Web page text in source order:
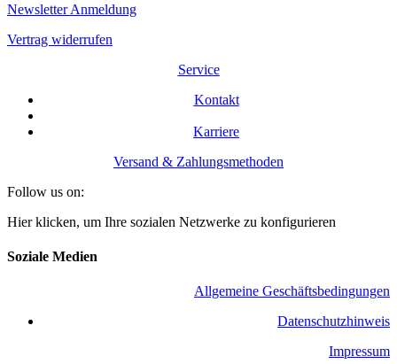
Newsletter Anmeldung
Vertrag widerrufen
Service
Kontakt
Karriere
Versand & Zahlungsmethoden
Follow us on:
Hier klicken, um Ihre sozialen Netzwerke zu konfigurieren
Soziale Medien
Allgemeine Geschäftsbedingungen
​Datenschutzhinweis
Impressum